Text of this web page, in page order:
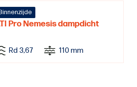
Pro Nemesis dampdicht
Rd 3,67 110 mm